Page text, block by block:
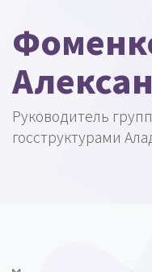
Руководитель
госструктурами